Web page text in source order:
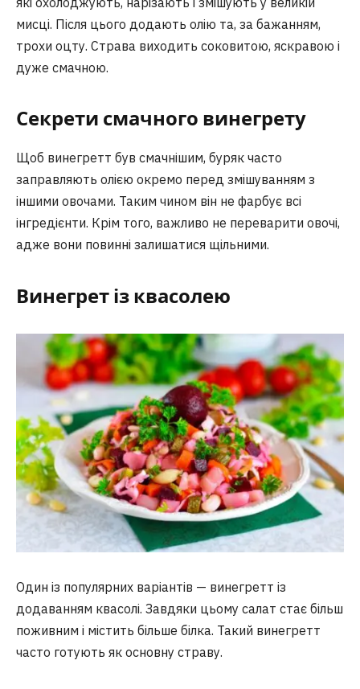
мисці. Після цього додають олію та, за бажанням,
трохи оцту. Страва виходить соковитою, яскравою і
дуже смачною.
Секрети смачного винегрету
Щоб винегретт був смачнішим, буряк часто
заправляють олією окремо перед змішуванням з
іншими овочами. Таким чином він не фарбує всі
інгредієнти. Крім того, важливо не переварити овочі,
адже вони повинні залишатися щільними.
Винегрет із квасолею
Один із популярних варіантів — винегретт із
додаванням квасолі. Завдяки цьому салат стає більш
поживним і містить більше білка. Такий винегретт
часто готують як основну страву.